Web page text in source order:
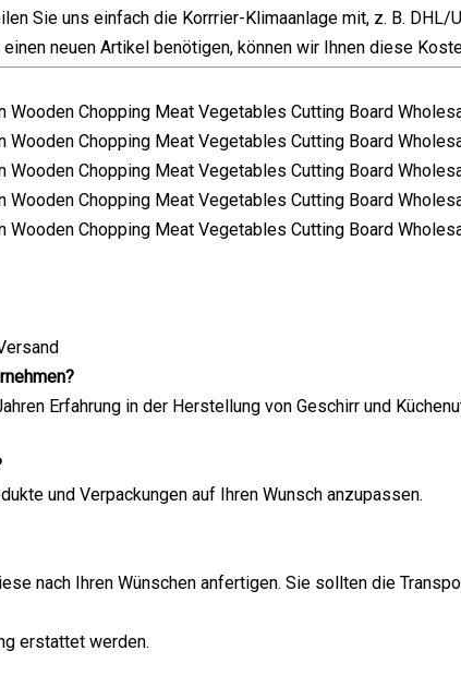
Sie uns einfach die Korrrier-Klimaanlage mit, z. B. DHL/
neuen Artikel benötigen, können wir Ihnen diese
Erfahrung in der Herstellung von Geschirr und
und Verpackungen auf Ihren Wunsch anzupassen.
nach Ihren Wünschen anfertigen. Sie sollten die
erstattet werden.